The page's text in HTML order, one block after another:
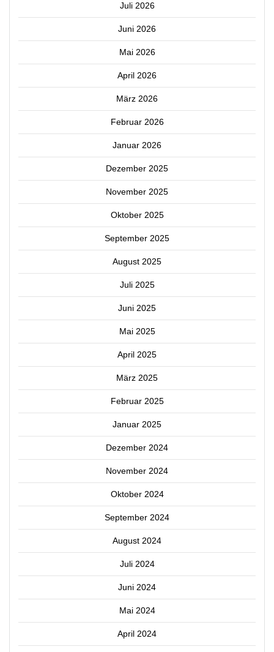
Juli 2026
Juni 2026
Mai 2026
April 2026
März 2026
Februar 2026
Januar 2026
Dezember 2025
November 2025
Oktober 2025
September 2025
August 2025
Juli 2025
Juni 2025
Mai 2025
April 2025
März 2025
Februar 2025
Januar 2025
Dezember 2024
November 2024
Oktober 2024
September 2024
August 2024
Juli 2024
Juni 2024
Mai 2024
April 2024